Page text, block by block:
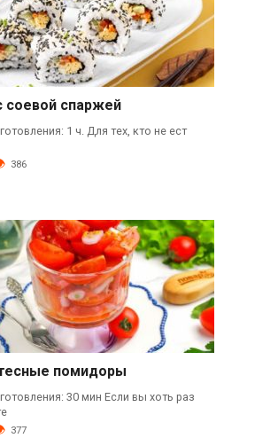
соевой спаржей
1 ч. Для тех, кто не ест
386
помидоры
30 мин Если вы хоть раз
377